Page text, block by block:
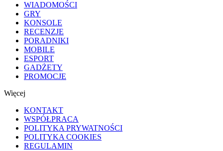
WIADOMOŚCI
GRY
KONSOLE
RECENZJE
PORADNIKI
MOBILE
ESPORT
GADŻETY
PROMOCJE
Więcej
KONTAKT
WSPÓŁPRACA
POLITYKA PRYWATNOŚCI
POLITYKA COOKIES
REGULAMIN